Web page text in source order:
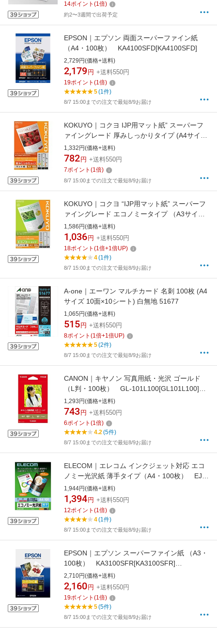
14ポイント (1倍)
約2〜3週間で出荷予定
EPSON｜エプソン 両面スーパーファイン紙
（A4・100枚） KA4100SFD[KA4100SFD]
2,729円(価格+送料)
2,179 円 +送料550円
19ポイント (1倍)
5(1件)
8/7 15:00までの注文で最短8/9お届け
KOKUYO｜コクヨ IJP用マット紙” スーパーフ
ァイングレード 厚みしっかりタイプ (A4サイ
ズ・100枚) 白色度89%程度 KJ-M16A4-
100[KJM16A4100]
1,332円(価格+送料)
782 円 +送料550円
7ポイント (1倍)
8/7 15:00までの注文で最短8/9お届け
KOKUYO｜コクヨ “IJP用マット紙” スーパーフ
ァイングレード エコノミータイプ （A3サイ
ズ・100枚） KJ-M18A3-100[KJM18A3100]
1,586円(価格+送料)
1,036 円 +送料550円
18ポイント (1倍+1倍UP)
4(1件)
8/7 15:00までの注文で最短8/9お届け
A-one｜エーワン マルチカード 名刺 100枚 (A4
サイズ 10面×10シート) 白無地 51677
1,065円(価格+送料)
515 円 +送料550円
8ポイント (1倍+1倍UP)
5(2件)
8/7 15:00までの注文で最短8/9お届け
CANON｜キヤノン 写真用紙・光沢 ゴールド
（L判・100枚） GL-101L100[GL101L100]
【rb_pcp】
1,293円(価格+送料)
743 円 +送料550円
6ポイント (1倍)
4.2(5件)
8/7 15:00までの注文で最短8/9お届け
ELECOM｜エレコム インクジェット対応 エコ
ノミー光沢紙 薄手タイプ（A4・100枚） EJK-
GUA4100[EJKGUA4100]
1,944円(価格+送料)
1,394 円 +送料550円
12ポイント (1倍)
4(1件)
8/7 15:00までの注文で最短8/9お届け
EPSON｜エプソン スーパーファイン紙 （A3・
100枚） KA3100SFR[KA3100SFR]
【rb_pcp】
2,710円(価格+送料)
2,160 円 +送料550円
19ポイント (1倍)
5(5件)
8/7 15:00までの注文で最短8/9お届け